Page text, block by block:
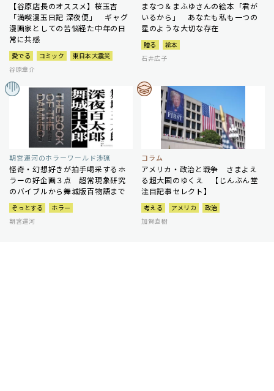
【谷原店長のオススメ】桜玉吉
「満喫漫玉日記 深夜便」 ギャグ
漫画家としての苦悩経た中年の日
常に共感
愛でる コミック
東日本大震災
谷原章介
まなつ＆まふゆさんの絵本「君が
いるから」 あなたも私も一つの
星のような大切な存在
贈る
絵本
石井広子
朝宮運河のホラーワールド渉猟
怪奇・幻想好きが拍手喝采するホ
ラーの好企画３点 超常現象研究
のバイブルから舞城版百物語まで
ぞっとする
ホラー
朝宮運河
コラム
アメリカ・政治と戦争 さまよえ
る超大国のゆくえ 【じんぶん堂
注目記事セレクト】
考える アメリカ
政治
加賀直樹